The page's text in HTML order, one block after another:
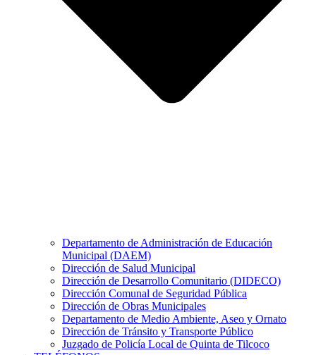
Departamento de Administración de Educación
Municipal (DAEM)
Dirección de Salud Municipal
Dirección de Desarrollo Comunitario (DIDECO)
Dirección Comunal de Seguridad Pública
Dirección de Obras Municipales
Departamento de Medio Ambiente, Aseo y Ornato
Dirección de Tránsito y Transporte Público
Juzgado de Policía Local de Quinta de Tilcoco